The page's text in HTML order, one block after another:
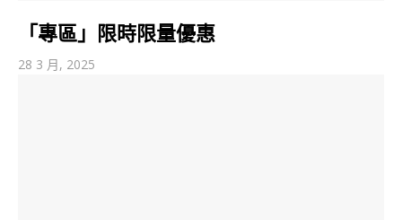
「專區」限時限量優惠
28 3 月, 2025